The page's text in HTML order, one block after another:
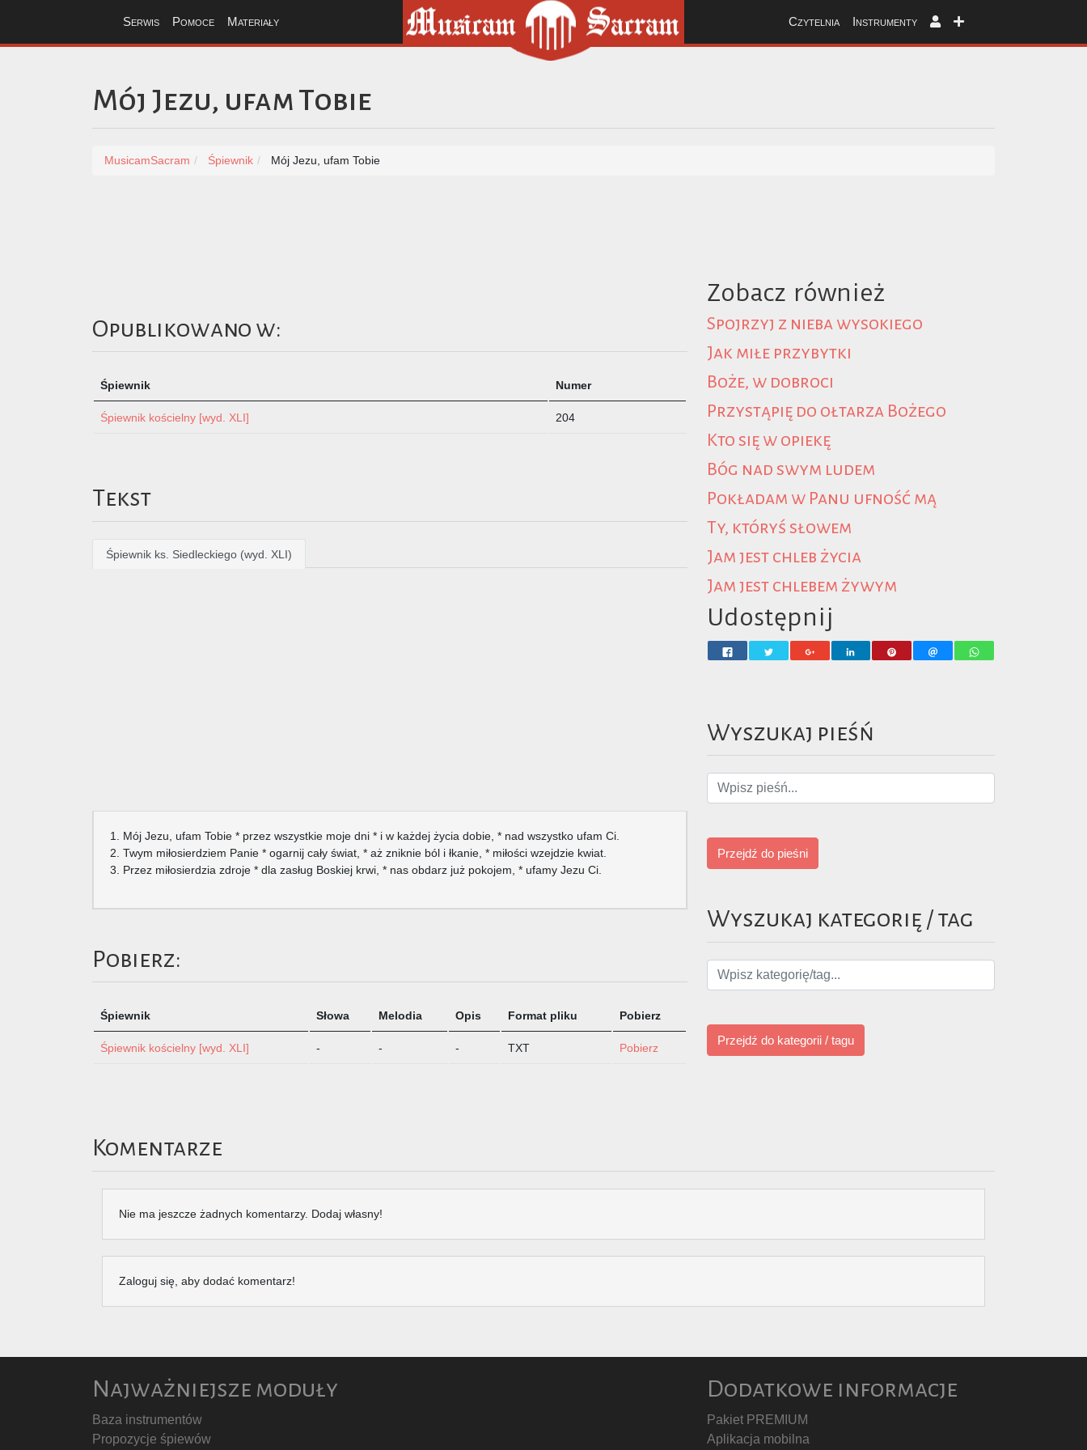
Serwis Pomoce Materiały Czytelnia Instrumenty
Mój Jezu, ufam Tobie
MusicamSacram Śpiewnik Mój Jezu, ufam Tobie
Opublikowano w:
Śpiewnik Numer
Śpiewnik kościelny [wyd. XLI] 204
Tekst
Śpiewnik ks. Siedleckiego (wyd. XLI)
1. Mój Jezu, ufam Tobie * przez wszystkie moje dni * i w każdej życia dobie, * nad wszystko ufam Ci.
2. Twym miłosierdziem Panie * ogarnij cały świat, * aż zniknie ból i łkanie, * miłości wzejdzie kwiat.
3. Przez miłosierdzia zdroje * dla zasług Boskiej krwi, * nas obdarz już pokojem, * ufamy Jezu Ci.
Pobierz:
Śpiewnik Słowa Melodia Opis Format pliku Pobierz
Śpiewnik kościelny [wyd. XLI] - - - TXT Pobierz
Zobacz również
Spojrzyj z nieba wysokiego
Jak miłe przybytki
Boże, w dobroci
Przystąpię do ołtarza Bożego
Kto się w opiekę
Bóg nad swym ludem
Pokładam w Panu ufność mą
Ty, któryś słowem
Jam jest chleb życia
Jam jest chlebem żywym
Udostępnij
Wyszukaj pieśń
Przejdź do pieśni
Wyszukaj kategorię / tag
Przejdź do kategorii / tagu
Komentarze
Nie ma jeszcze żadnych komentarzy. Dodaj własny!
Zaloguj się, aby dodać komentarz!
Najważniejsze moduły
Baza instrumentów
Propozycje śpiewów
Dodatkowe informacje
Pakiet PREMIUM
Aplikacja mobilna